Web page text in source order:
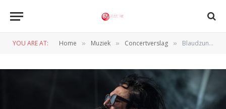
YOU ARE AT: Home » Muziek » Concertverslag » Blaudzun pakt Slottuin in Zeist volledig in